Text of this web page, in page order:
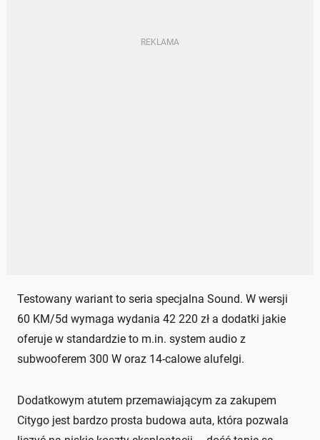
Testowany wariant to seria specjalna Sound. W wersji
60 KM/5d wymaga wydania 42 220 zł a dodatki jakie
oferuje w standardzie to m.in. system audio z
subwooferem 300 W oraz 14-calowe alufelgi.
Dodatkowym atutem przemawiającym za zakupem
Citygo jest bardzo prosta budowa auta, która pozwala